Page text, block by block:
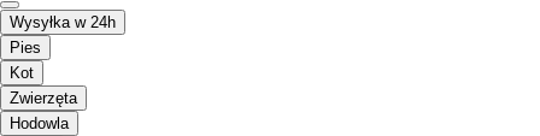
Wysyłka w 24h
Pies
Kot
Zwierzęta
Hodowla